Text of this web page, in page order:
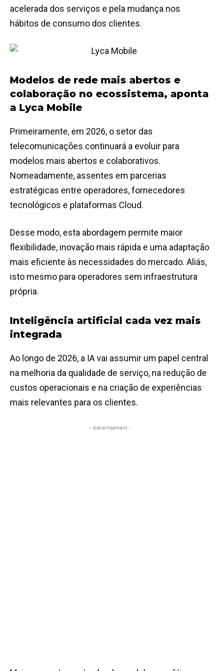
acelerada dos serviços e pela mudança nos
hábitos de consumo dos clientes.
Modelos de rede mais abertos e
colaboração no ecossistema, aponta
a Lyca Mobile
Primeiramente, em 2026, o setor das
telecomunicações continuará a evoluir para
modelos mais abertos e colaborativos.
Nomeadamente, assentes em parcerias
estratégicas entre operadores, fornecedores
tecnológicos e plataformas Cloud.
Desse modo, esta abordagem permite maior
flexibilidade, inovação mais rápida e uma adaptação
mais eficiente às necessidades do mercado. Aliás,
isto mesmo para operadores sem infraestrutura
própria.
Inteligência artificial cada vez mais
integrada
Ao longo de 2026, a IA vai assumir um papel central
na melhoria da qualidade de serviço, na redução de
custos operacionais e na criação de experiências
mais relevantes para os clientes.
- Advertisement -